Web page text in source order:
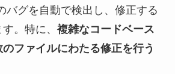
バグを自動で検出し、修正する
。特に、 複雑なコードベース
ファイルにわたる修正を行う